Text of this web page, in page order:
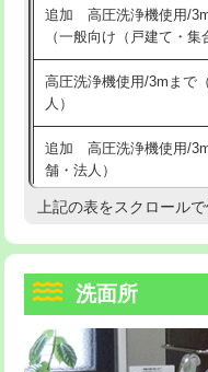
マス交換（深さ50㎝以上
コンクリート斫り（厚さ
コンクリート斫り（厚さ
モルタル補修（厚さ10㎝
モルタル補修（厚さ10㎝
洗面台設置
追加人工
廃棄・処分
持込商品取付（混合水栓
給水管工事※（ホール加
給水管工事※（バンド止
給水管工事※（支持金具
給水管工事※（保温材使
め込み）)
給水管工事※（土の掘削
業)
追加 高圧洗浄機使用/
（一般向け（戸建て・集
高圧洗浄機使用/3mまで
人）
追加 高圧洗浄機使用/
舗・法人）
高度高圧洗浄換
トーラー機使用/3mまで
追加トーラー機使用/3m超
上記の表をスクロール
洗面所